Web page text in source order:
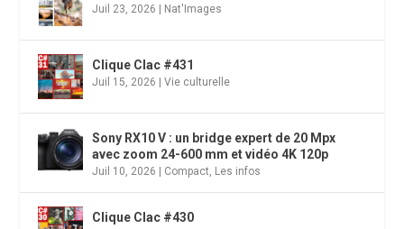
Juil 23, 2026 | Nat'Images
Clique Clac #431
Juil 15, 2026 |Vie culturelle
Sony RX10 V : un bridge expert de 20 Mpx
avec zoom 24-600 mm et vidéo 4K 120p
Juil 10, 2026 | Compact Les infos
Clique Clac #430